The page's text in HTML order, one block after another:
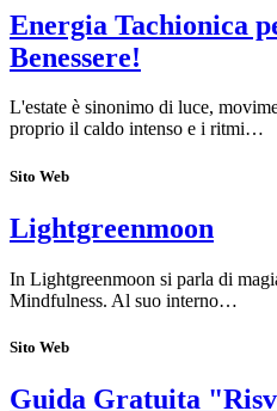
Energia Tachionica
Benessere!
L'estate è sinonimo di luce,
proprio il caldo intenso e i ritmi…
Sito Web
Lightgreenmoon
In Lightgreenmoon si parla di
Mindfulness. Al suo interno…
Sito Web
Guida Gratuita